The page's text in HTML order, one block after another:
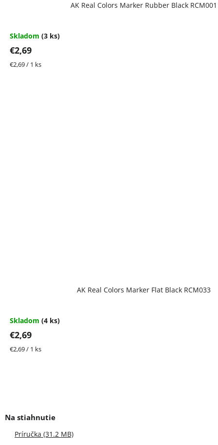
AK Real Colors Marker Rubber Black RCM001
Skladom (3 ks)
€2,69
Jednotková
€2,69 / 1 ks
AK Real Colors Marker Flat Black RCM033
Skladom (4 ks)
€2,69
Jednotková
€2,69 / 1 ks
Príručka (31.2 MB)